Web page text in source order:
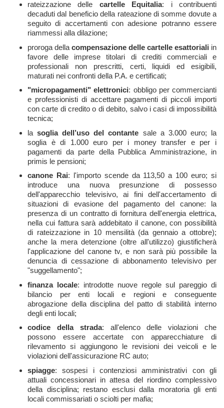
rateizzazione delle cartelle Equitalia: i contribuenti
decaduti dal beneficio della rateazione di somme dovute a
seguito di accertamenti con adesione potranno essere
riammessi alla dilazione;
proroga della compensazione delle cartelle esattoriali in
favore delle imprese titolari di crediti commerciali e
professionali non prescritti, certi, liquidi ed esigibili,
maturati nei confronti della P.A. e certificati;
"micropagamenti" elettronici: obbligo per commercianti
e professionisti di accettare pagamenti di piccoli importi
con carte di credito o di debito, salvo i casi di impossibilità
tecnica;
lasoglia dell’uso del contante sale a 3.000 euro; la
soglia è di 1.000 euro per i money transfer e per i
pagamenti da parte della Pubblica Amministrazione, in
primis le pensioni;
canone Rai: l'importo scende da 113,50 a 100 euro; si
introduce una nuova presunzione di possesso
dell'apparecchio televisivo, ai fini dell'accertamento di
situazioni di evasione del pagamento del canone: la
presenza di un contratto di fornitura dell'energia elettrica,
nella cui fattura sarà addebitato il canone, con possibilità
di rateizzazione in 10 mensilità (da gennaio a ottobre);
anche la mera detenzione (oltre all'utilizzo) giustificherà
l'applicazione del canone tv, e non sarà più possibile la
denuncia di cessazione di abbonamento televisivo per
"suggellamento";
finanza locale: introdotte nuove regole sul pareggio di
bilancio per enti locali e regioni e conseguente
abrogazione della disciplina del patto di stabilità interno
degli enti locali;
codice della strada: all'elenco delle violazioni che
possono essere accertate con apparecchiature di
rilevamento si aggiungono le revisioni dei veicoli e le
violazioni dell'assicurazione RC auto;
spiagge: sospesi i contenziosi amministrativi con gli
attuali concessionari in attesa del riordino complessivo
della disciplina; restano esclusi dalla moratoria gli enti
locali commissariati o sciolti per mafia;